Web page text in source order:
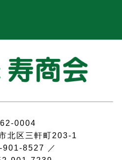
0004
北区三軒町203-1
8527 ／